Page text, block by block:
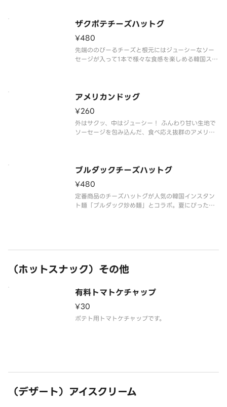
ザクポテチーズハットグ
¥480
先端ののびーるチーズと根元にはジューシーなソー
セージが入って1本で様々な食感を楽しめる韓国スナ
アメリカンドッグ
¥260
外はサクッ、中はジューシー！ ふんわり甘い生地で
ソーセージを包み込んだ、食べ応え抜群のアメリカ
ブルダックチーズハットグ
¥480
定番商品のチーズハットグが人気の韓国インスタン
ト麺「ブルダック炒め麺」とコラボ。夏にぴったり
（ホットスナック）その他
有料トマトケチャップ
¥30
ポテト用トマトケチャップです。
（デザート）アイスクリーム